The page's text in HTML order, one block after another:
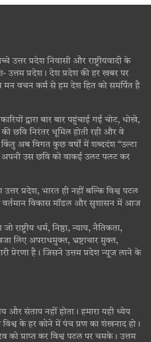
उत्तर प्रदेश निवासी और राष्ट्रीयवादी के
उत्तम प्रदेश। देश प्रदेश की हर खबर पर
वचन कर्म से हम देश हित को समर्पित है
द्वारा बार बार पहुंचाई गई चोट, धोखे,
की छवि निरंतर धूमिल होती रही और वे
अब विगत कुछ वर्षों में शब्ददंश “उल्टा
अपनी उस छवि को वाकई उलट पलट कर
प्रदेश, भारत ही नहीं बल्कि विश्व पटल
वर्तमान विकास मॉडल और सुशासन में आज
धर्म, निष्ठा, न्याय, नैतिकता,
लिए अपराधमुक्त, भ्रष्टाचार मुक्त,
प्रेरणा है। जिसने उत्तम प्रदेश न्यूज लाने के
संताप नहीं होता। हमारा यही ध्येय
के हर कोने में पंच प्रण का शंखनाद हो।
को प्राप्त कर विश्व पटल पर चमके। उत्तम